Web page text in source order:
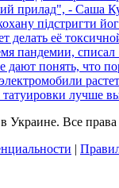
прилад", - Саша
підстригти
делать её
пандемии, списал
понять, что
татуировки лучше
Украине. Все
|